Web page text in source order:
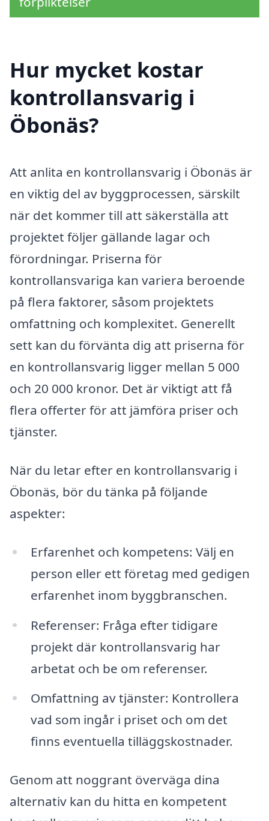
Hur mycket kostar
kontrollansvarig i
Öbonäs?
Att anlita en kontrollansvarig i Öbonäs är
en viktig del av byggprocessen, särskilt
när det kommer till att säkerställa att
projektet följer gällande lagar och
förordningar. Priserna för
kontrollansvariga kan variera beroende
på flera faktorer, såsom projektets
omfattning och komplexitet. Generellt
sett kan du förvänta dig att priserna för
en kontrollansvarig ligger mellan 5 000
och 20 000 kronor. Det är viktigt att få
flera offerter för att jämföra priser och
tjänster.
När du letar efter en kontrollansvarig i
Öbonäs, bör du tänka på följande
aspekter:
Erfarenhet och kompetens: Välj en
person eller ett företag med gedigen
erfarenhet inom byggbranschen.
Referenser: Fråga efter tidigare
projekt där kontrollansvarig har
arbetat och be om referenser.
Omfattning av tjänster: Kontrollera
vad som ingår i priset och om det
finns eventuella tilläggskostnader.
Genom att noggrant överväga dina
alternativ kan du hitta en kompetent